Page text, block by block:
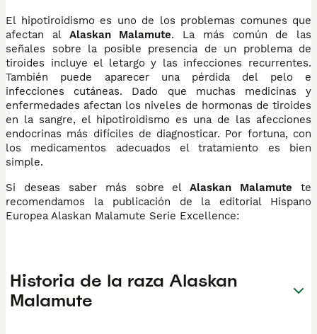
El hipotiroidismo es uno de los problemas comunes que
afectan al Alaskan Malamute. La más común de las
señales sobre la posible presencia de un problema de
tiroides incluye el letargo y las infecciones recurrentes.
También puede aparecer una pérdida del pelo e
infecciones cutáneas. Dado que muchas medicinas y
enfermedades afectan los niveles de hormonas de tiroides
en la sangre, el hipotiroidismo es una de las afecciones
endocrinas más difíciles de diagnosticar. Por fortuna, con
los medicamentos adecuados el tratamiento es bien
simple.
Si deseas saber más sobre elAlaskan Malamute te
recomendamos la publicación de la editorial Hispano
Europea Alaskan Malamute Serie Excellence:
Historia de la raza Alaskan
Malamute